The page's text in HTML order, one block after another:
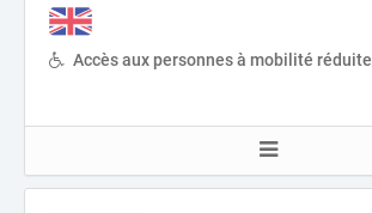
Accès aux personnes à mobilité réduite